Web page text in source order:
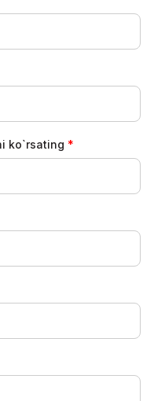
ko`rsating